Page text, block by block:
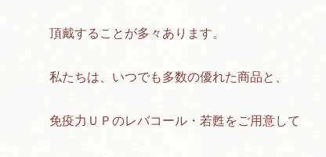
頂戴することが多々あります。
私たちは、いつでも多数の優れた商品と、
免疫力ＵＰのレバコール・若甦をご用意して